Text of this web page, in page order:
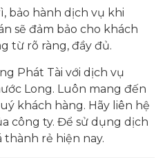
bảo hành dịch vụ khi
sẽ đảm bảo cho khách
từ rõ ràng, đầy đủ.
Phát Tài với dịch vụ
Long. Luôn mang đến
khách hàng. Hãy liên hệ
công ty. Để sử dụng dịch
rẻ hiện nay.